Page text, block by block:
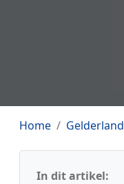
Home Gelderland
In dit artikel: